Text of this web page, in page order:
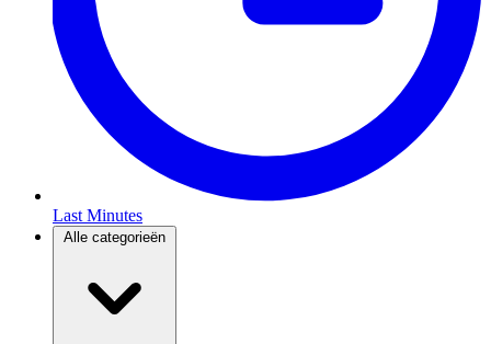
Last Minutes
Alle categorieën